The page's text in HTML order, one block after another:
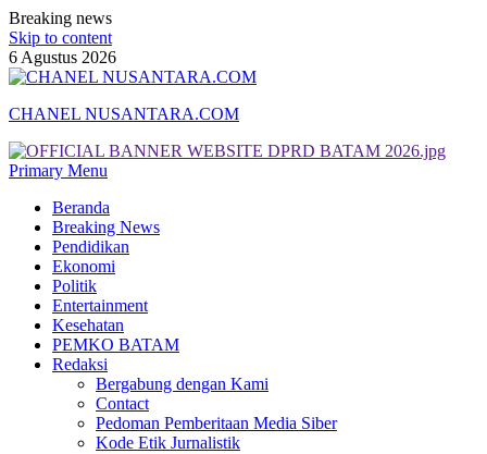
Breaking news
Skip to content
6 Agustus 2026
CHANEL NUSANTARA.COM
Primary Menu
Beranda
Breaking News
Pendidikan
Ekonomi
Politik
Entertainment
Kesehatan
PEMKO BATAM
Redaksi
Bergabung dengan Kami
Contact
Pedoman Pemberitaan Media Siber
Kode Etik Jurnalistik